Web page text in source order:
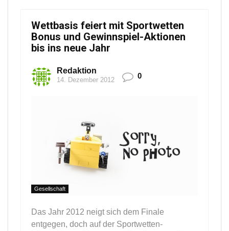
Wettbasis feiert mit Sportwetten
Bonus und Gewinnspiel-Aktionen
bis ins neue Jahr
Redaktion
14. Dezember 2012 0
Gesellschaft
Das Jahr 2012 neigt sich dem Finale
entgegen, doch auf der Sportwetten-